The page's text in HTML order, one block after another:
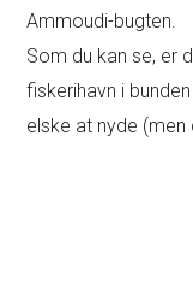
Ammoudi-bugten.
Som du kan se, er
fiskerihavn i
elske at nyde (men